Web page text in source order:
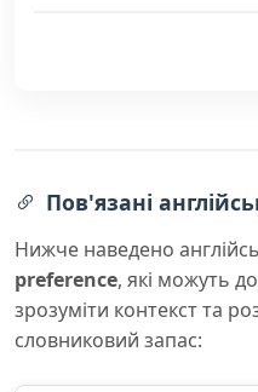
Пов'язані
Нижче наведено
preference, які можуть
зрозуміти контекст та
словниковий запас: